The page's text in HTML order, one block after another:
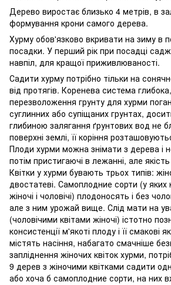
Дерево виростає близько 4 метрів, в
формування крони самого дерева.
Хурму обов'язково вкривати на зиму в
посадки. У перший рік при посадці
навпіл, для кращої приживлюваності.
Садити хурму потрібно тільки на
від протягів. Коренева система
перезволоження грунту для хурми
суглинних або супіщаних грунтах,
глибиною залягання ґрунтових вод не
поверхні землі, її коріння
Плоди хурми можна знімати з дерева і
потім пристигаючі в лежанні, але
Квітки у хурми бувають трьох типів:
двостатеві. Самоплодние сорти (у яких
жіночі і чоловічі) плодоносять і без
але з ним урожай вище. Слід мати на
(чоловічими квітами жіночі) істотно
консистенції м'якоті плоду і її смакові
містять насіння, набагато смачніше
запліднення жіночих квіток хурми,
9 дерев з жіночими квітками садити
або хоча б самоплодние сорти, на них